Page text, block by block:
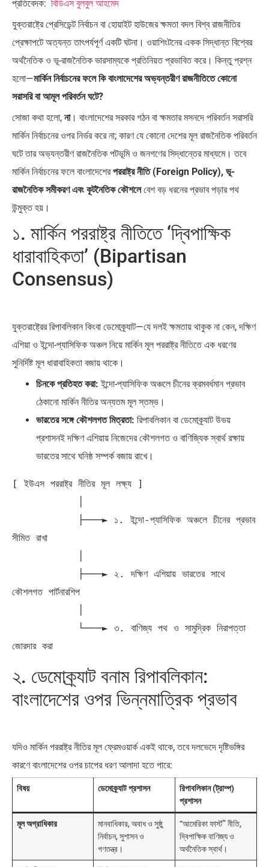
পৃথিবীতে বর্তমানে মোট দেশের সংখ্যা…
বৈশ্বিক…
প্রতিবেদক: বিডিএস বুলবুল আহমেদ
যুক্তরাষ্ট্রে প্রেসিডেন্ট নির্বাচন বা হোয়াইট হাউজের ক্ষমতা বদল বিশ্ব রাজনীতির
প্রেক্ষাপটে অত্যন্ত তাৎপর্যপূর্ণ একটি ঘটনা। ওয়াশিংটনের একক সিদ্ধান্ত বিশ্বের
অর্থনৈতিক ও ভূ-রাজনৈতিক ভারসাম্যকে প্রতিনিয়ত প্রভাবিত করে। কিন্তু প্রশ্ন
হলো—মার্কিন নির্বাচনের ফলে কি বাংলাদেশের অভ্যন্তরীণ রাজনীতিতে কোনো
সরাসরি বা আমূল পরিবর্তন ঘটে?
সোজা কথা হলো, না। বাংলাদেশের সরকার গঠন বা ক্ষমতার মসনদে পরিবর্তন সরাসরি
মার্কিন নির্বাচনের ওপর নির্ভর করে না; কারণ যে কোনো দেশের মূল রাজনৈতিক পরিবর্তন
ঘটে তার অভ্যন্তরীণ রাজনৈতিক পটভূমি ও জনগণের সিদ্ধান্তের মাধ্যমে। তবে
মার্কিন নির্বাচনের ফলে বাংলাদেশেরপররাষ্ট্র নীতি (Foreign Policy), ভূ-
রাজনৈতিক সমীকরণ এবং কূটনৈতিক কৌশলেবেশ বড় ধরনের প্রভাব পড়ার পথ
উন্মুক্ত হয়।
১. মার্কিন পররাষ্ট্র নীতিতে ‘দ্বিপাক্ষিক
ধারাবাহিকতা’ (Bipartisan
Consensus)
যুক্তরাষ্ট্রের রিপাবলিকান কিংবা ডেমোক্র্যাট—যে দলই ক্ষমতায় থাকুক না কেন, দক্ষিণ
এশিয়া ও ইন্দো-প্যাসিফিক অঞ্চল নিয়ে মার্কিন মূল পররাষ্ট্র নীতিতে এক ধরণের
সুনির্দিষ্ট মূল ধারাবাহিকতা বজায় থাকে।
চিনকে প্রতিহত করা: ইন্দো-প্যাসিফিক অঞ্চলে চীনের ক্রমবর্ধমান প্রভাব
ঠেকানো মার্কিন নীতির অন্যতম মূল স্তম্ভ।
ভারতের সঙ্গে কৌশলগত মিত্রতা: রিপাবলিকান বা ডেমোক্র্যাট উভয়
প্রশাসনই দক্ষিণ এশিয়ায় নিজেদের কৌশলগত ও বাণিজ্যিক স্বার্থ রক্ষায়
ভারতের সাথে ঘনিষ্ঠ সম্পর্ক বজায় রাখে।
[ ইউএস পররাষ্ট্র নীতির মূল লক্ষ্য ]
সীমিত রাখা
কৌশলগত পার্টনারশিপ
২. ডেমোক্র্যাট বনাম রিপাবলিকান:
বাংলাদেশের ওপর ভিন্নমাত্রিক প্রভাব
যদিও মার্কিন পররাষ্ট্র নীতির মূল ফ্রেমওয়ার্ক একই থাকে, তবে দলভেদে দৃষ্টিভঙ্গির
কারণে বাংলাদেশের ওপর চাপের ধরণ আলাদা হতে পারে:
বিষয় ডেমোক্র্যাট প্রশাসন
রিপাবলিকান (ট্রাম্প)
প্রশাসন
মূল অগ্রাধিকার
মানবাধিকার, অবাধ ও সুষ্ঠু
নির্বাচন, সুশাসন ও
গণতন্ত্র।
“আমেরিকা ফার্স্ট” নীতি,
দ্বিপাক্ষিক বাণিজ্য ও
অর্থনৈতিক স্বার্থ।